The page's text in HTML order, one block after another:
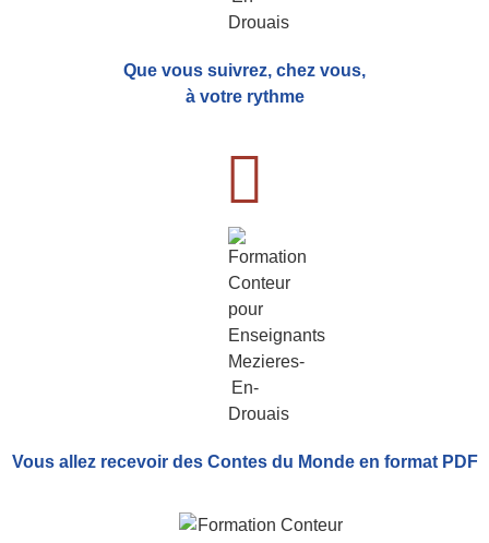
Que vous suivrez, chez vous,
à votre rythme
Vous allez recevoir des Contes du Monde en format PDF